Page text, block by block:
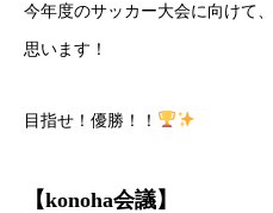
今年度のサッカー大会に向けて
思います！
目指せ！優勝！！
【konoha会議】